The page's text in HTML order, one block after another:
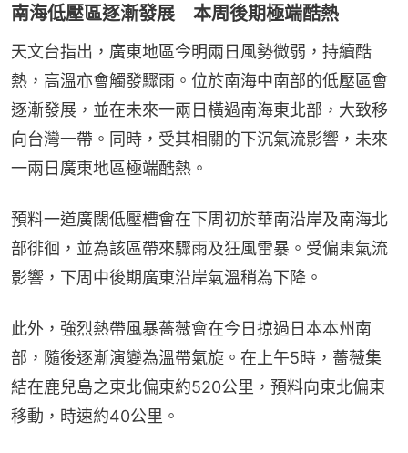
南海低壓區逐漸發展 本周後期極端酷熱
天文台指出，廣東地區今明兩日風勢微弱，持續酷
熱，高溫亦會觸發驟雨。位於南海中南部的低壓區會
逐漸發展，並在未來一兩日橫過南海東北部，大致移
向台灣一帶。同時，受其相關的下沉氣流影響，未來
一兩日廣東地區極端酷熱。
預料一道廣闊低壓槽會在下周初於華南沿岸及南海北
部徘徊，並為該區帶來驟雨及狂風雷暴。受偏東氣流
影響，下周中後期廣東沿岸氣溫稍為下降。
此外，強烈熱帶風暴薔薇會在今日掠過日本本州南
部，隨後逐漸演變為溫帶氣旋。在上午5時，薔薇集
結在鹿兒島之東北偏東約520公里，預料向東北偏東
移動，時速約40公里。